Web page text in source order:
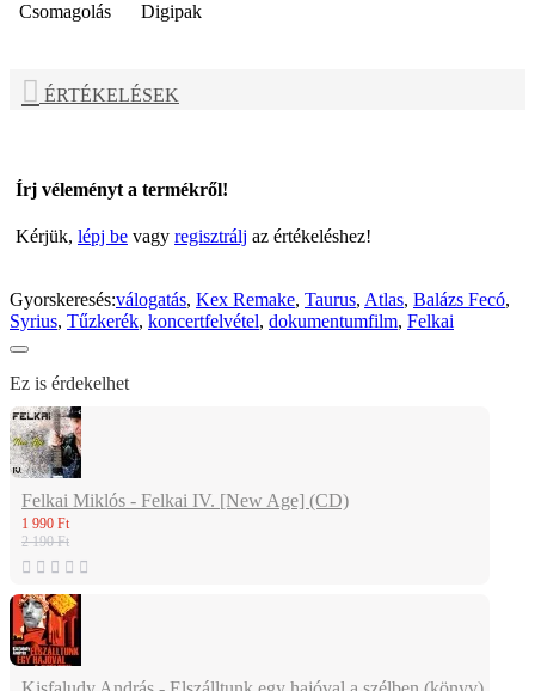
Csomagolás
Digipak
ÉRTÉKELÉSEK
Írj véleményt a termékről!
Kérjük, lépj be vagy regisztrálj az értékeléshez!
Gyorskeresés:válogatás, Kex Remake, Taurus, Atlas, Balázs Fecó,
Syrius, Tűzkerék, koncertfelvétel, dokumentumfilm, Felkai
Ez is érdekelhet
Felkai Miklós - Felkai IV. [New Age] (CD)
1 990 Ft
2 190 Ft